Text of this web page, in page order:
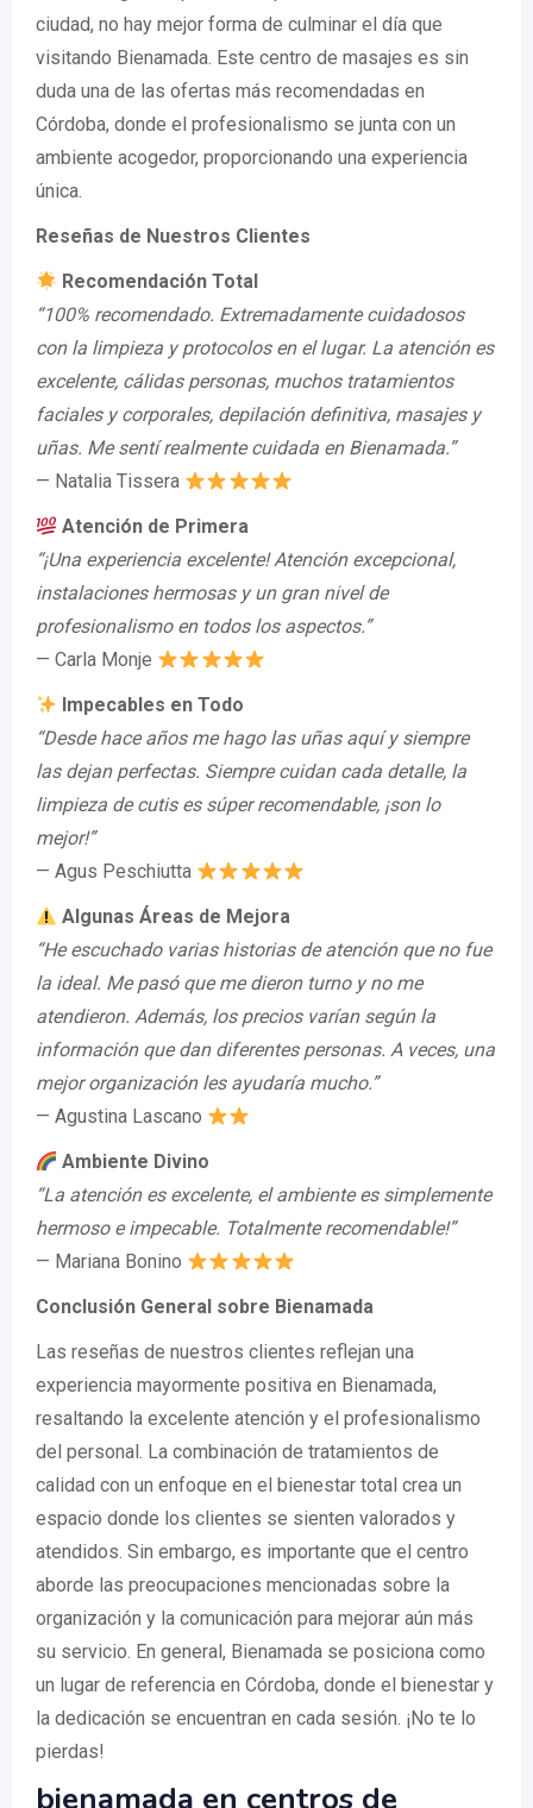
ciudad, no hay mejor forma de culminar el día que
visitando Bienamada. Este centro de masajes es sin
duda una de las ofertas más recomendadas en
Córdoba, donde el profesionalismo se junta con un
ambiente acogedor, proporcionando una experiencia
única.
Reseñas de Nuestros Clientes
Recomendación Total
“100% recomendado. Extremadamente cuidadosos
con la limpieza y protocolos en el lugar. La atención es
excelente, cálidas personas, muchos tratamientos
faciales y corporales, depilación definitiva, masajes y
uñas. Me sentí realmente cuidada en Bienamada.”
— Natalia Tissera
Atención de Primera
“¡Una experiencia excelente! Atención excepcional,
instalaciones hermosas y un gran nivel de
profesionalismo en todos los aspectos.”
— Carla Monje
Impecables en Todo
“Desde hace años me hago las uñas aquí y siempre
las dejan perfectas. Siempre cuidan cada detalle, la
limpieza de cutis es súper recomendable, ¡son lo
mejor!”
— Agus Peschiutta
Algunas Áreas de Mejora
“He escuchado varias historias de atención que no fue
la ideal. Me pasó que me dieron turno y no me
atendieron. Además, los precios varían según la
información que dan diferentes personas. A veces, una
mejor organización les ayudaría mucho.”
— Agustina Lascano
Ambiente Divino
“La atención es excelente, el ambiente es simplemente
hermoso e impecable. Totalmente recomendable!”
— Mariana Bonino
Conclusión General sobre Bienamada
Las reseñas de nuestros clientes reflejan una
experiencia mayormente positiva en Bienamada,
resaltando la excelente atención y el profesionalismo
del personal. La combinación de tratamientos de
calidad con un enfoque en el bienestar total crea un
espacio donde los clientes se sienten valorados y
atendidos. Sin embargo, es importante que el centro
aborde las preocupaciones mencionadas sobre la
organización y la comunicación para mejorar aún más
su servicio. En general, Bienamada se posiciona como
un lugar de referencia en Córdoba, donde el bienestar y
la dedicación se encuentran en cada sesión. ¡No te lo
pierdas!
bienamada en centros de